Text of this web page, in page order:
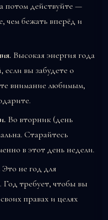
потом действуйте —
чем бежать вперёд и
Высокая энергия года
вы забудете о
внимание любимым,
Во вторник (день
Старайтесь
в этот день недели.
Это не год для
Год требует, чтобы вы
правах и целях